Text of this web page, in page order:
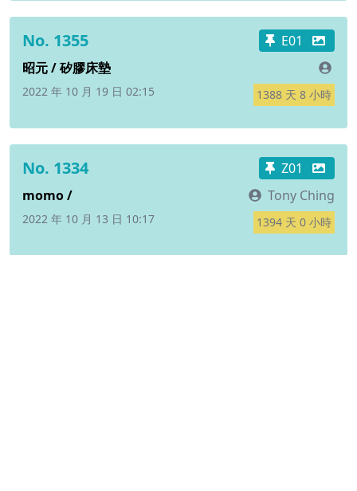
No. 1355
E01
昭元 / 矽膠床墊
2022 年 10 月 19 日 02:15 1388 天 8 小時
No. 1334
Z01
momo /
Tony Ching
2022 年 10 月 13 日 10:17 1394 天 0 小時